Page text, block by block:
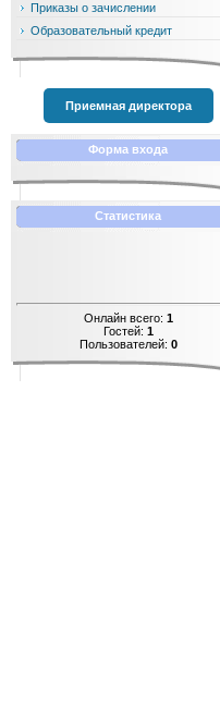
Приказы о зачислении
Образовательный кредит
Приемная директора
Форма входа
Статистика
Онлайн всего: 1
Гостей: 1
Пользователей: 0